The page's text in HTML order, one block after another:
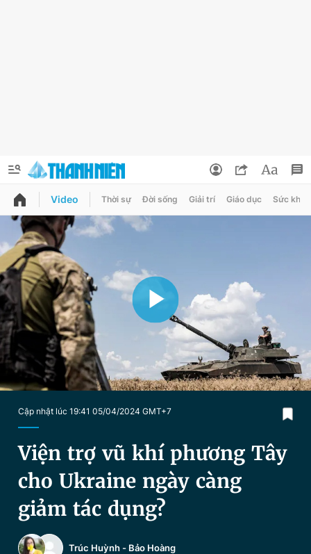
QUẢNG CÁO
Chuyên mục
Chuyên mục khác
Chào ngày mới Tin 24h
Video Magazine
Sản phẩm khác
Tiện ích Bạn cần biết
Thông tin tài khoản
Đổi mật khẩu
Tin đã lưu
Tin đã xem
Đăng xuất
Video Thời sự Đời sống Giải trí Giáo dục Sức khỏe
Cập nhật lúc 19:41 05/04/2024 GMT+7
Viện trợ vũ khí phương Tây
cho Ukraine ngày càng
giảm tác dụng?
Trúc Huỳnh - Bảo Hoàng